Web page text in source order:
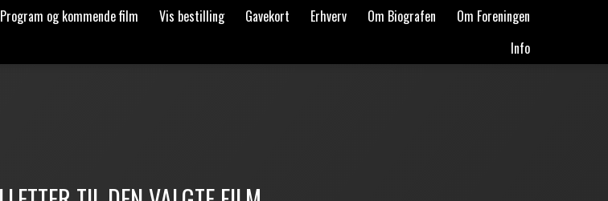
Program og kommende film Vis bestilling Gavekort Erhverv Om Biografen
Om Foreningen
Info